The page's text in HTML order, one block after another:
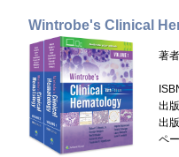
Wintrobe's Clinical
著者
出
出
ペ